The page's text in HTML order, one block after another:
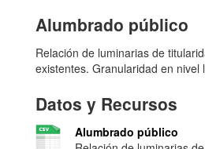
Alumbrado público
Relación de luminarias de
existentes. Granularidad en nivel
Datos y Recursos
Alumbrado público